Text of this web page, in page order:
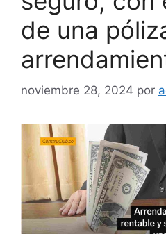
de una
noviembre 28, 2024 por